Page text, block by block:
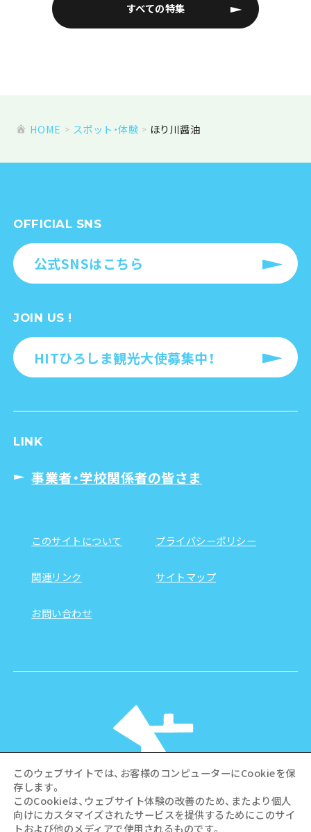
すべての特集
HOME スポット・体験 ほり川醤油
OFFICIAL SNS
公式SNSはこちら
JOIN US !
HITひろしま観光大使募集中！
LINK
事業者・学校関係者の皆さま
このサイトについて プライバシーポリシー
関連リンク サイトマップ
お問い合わせ
©Hiroshima Tourism Association /
このウェブサイトでは、お客様のコンピューターにCookieを保
存します。
このCookieは、ウェブサイト体験の改善のため、またより個人
向けにカスタマイズされたサービスを提供するためにこのサイ
トおよび他のメディアで使用されるものです。